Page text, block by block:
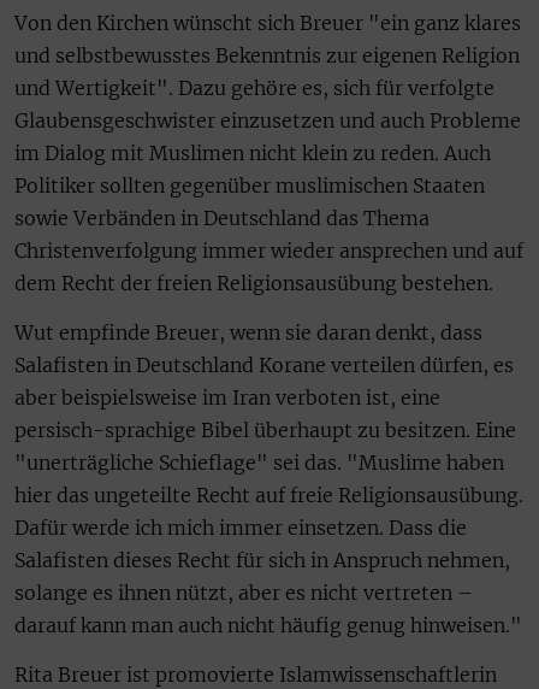
Von den Kirchen wünscht sich Breuer "ein ganz klares
und selbstbewusstes Bekenntnis zur eigenen Religion
und Wertigkeit". Dazu gehöre es, sich für verfolgte
Glaubensgeschwister einzusetzen und auch Probleme
im Dialog mit Muslimen nicht klein zu reden. Auch
Politiker sollten gegenüber muslimischen Staaten
sowie Verbänden in Deutschland das Thema
Christenverfolgung immer wieder ansprechen und auf
dem Recht der freien Religionsausübung bestehen.
Wut empfinde Breuer, wenn sie daran denkt, dass
Salafisten in Deutschland Korane verteilen dürfen, es
aber beispielsweise im Iran verboten ist, eine
persisch-sprachige Bibel überhaupt zu besitzen. Eine
"unerträgliche Schieflage" sei das. "Muslime haben
hier das ungeteilte Recht auf freie Religionsausübung.
Dafür werde ich mich immer einsetzen. Dass die
Salafisten dieses Recht für sich in Anspruch nehmen,
solange es ihnen nützt, aber es nicht vertreten –
darauf kann man auch nicht häufig genug hinweisen."
Rita Breuer ist promovierte Islamwissenschaftlerin